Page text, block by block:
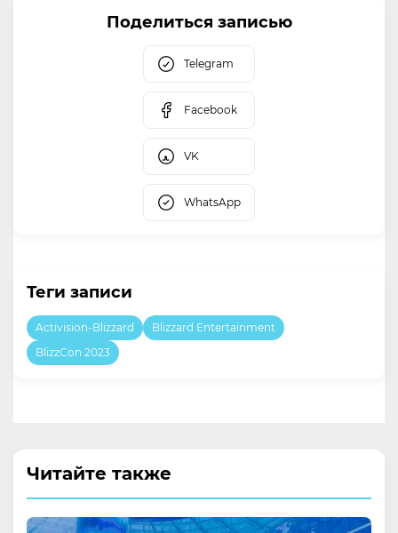
Поделиться записью
Telegram
Facebook
VK
WhatsApp
Теги записи
Activision-Blizzard
Blizzard Entertainment
BlizzCon 2023
Читайте также